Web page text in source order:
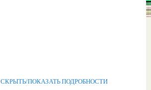
СКРЫТЬ/ПОКАЗАТЬ ПОДРОБНОСТИ